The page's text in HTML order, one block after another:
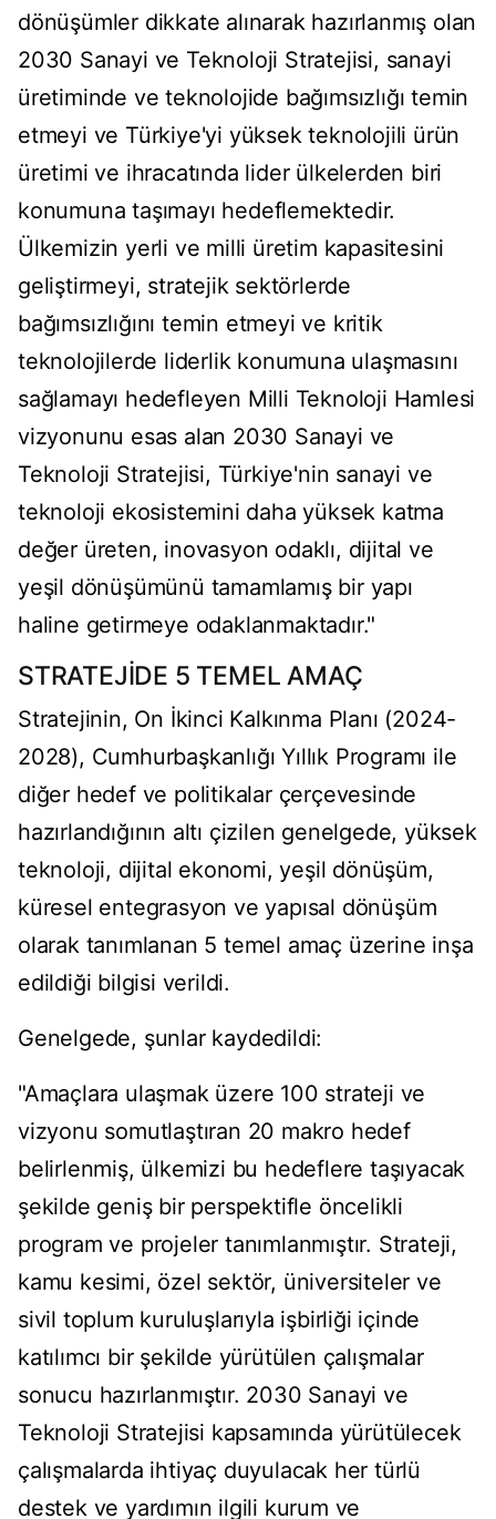
dönüşümler dikkate alınarak hazırlanmış olan
2030 Sanayi ve Teknoloji Stratejisi, sanayi
üretiminde ve teknolojide bağımsızlığı temin
etmeyi ve Türkiye'yi yüksek teknolojili ürün
üretimi ve ihracatında lider ülkelerden biri
konumuna taşımayı hedeflemektedir.
Ülkemizin yerli ve milli üretim kapasitesini
geliştirmeyi, stratejik sektörlerde
bağımsızlığını temin etmeyi ve kritik
teknolojilerde liderlik konumuna ulaşmasını
sağlamayı hedefleyen Milli Teknoloji Hamlesi
vizyonunu esas alan 2030 Sanayi ve
Teknoloji Stratejisi, Türkiye'nin sanayi ve
teknoloji ekosistemini daha yüksek katma
değer üreten, inovasyon odaklı, dijital ve
yeşil dönüşümünü tamamlamış bir yapı
haline getirmeye odaklanmaktadır."
STRATEJİDE 5 TEMEL AMAÇ
Stratejinin, On İkinci Kalkınma Planı (2024-
2028), Cumhurbaşkanlığı Yıllık Programı ile
diğer hedef ve politikalar çerçevesinde
hazırlandığının altı çizilen genelgede, yüksek
teknoloji, dijital ekonomi, yeşil dönüşüm,
küresel entegrasyon ve yapısal dönüşüm
olarak tanımlanan 5 temel amaç üzerine inşa
edildiği bilgisi verildi.
Genelgede, şunlar kaydedildi:
"Amaçlara ulaşmak üzere 100 strateji ve
vizyonu somutlaştıran 20 makro hedef
belirlenmiş, ülkemizi bu hedeflere taşıyacak
şekilde geniş bir perspektifle öncelikli
program ve projeler tanımlanmıştır. Strateji,
kamu kesimi, özel sektör, üniversiteler ve
sivil toplum kuruluşlarıyla işbirliği içinde
katılımcı bir şekilde yürütülen çalışmalar
sonucu hazırlanmıştır. 2030 Sanayi ve
Teknoloji Stratejisi kapsamında yürütülecek
çalışmalarda ihtiyaç duyulacak her türlü
destek ve yardımın ilgili kurum ve